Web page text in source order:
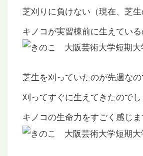
芝刈りに負けない（現在、芝生
キノコが実習棟前に生えている
芝生を刈っていたのが先週なの
刈ってすぐに生えてきたのでし
キノコの生命力をすごく感じま